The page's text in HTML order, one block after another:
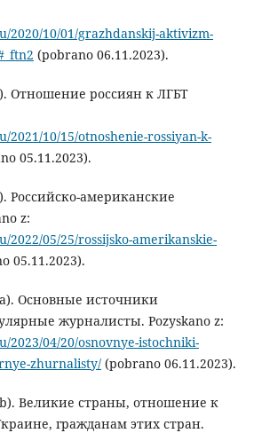
2020/10/01/grazhdanskij-aktivizm-
(pobrano 06.11.2023).
Отношение россиян к ЛГБТ
10/15/otnoshenie-rossiyan-k-
05.11.2023).
Российско-американские
z:
2022/05/25/rossijsko-amerikanskie-
05.11.2023).
Основные источники
журналисты. Pozyskano z:
2023/04/20/osnovnye-istochniki-
zhurnalisty/(pobrano 06.11.2023).
Великие страны, отношение к
гражданам этих стран.